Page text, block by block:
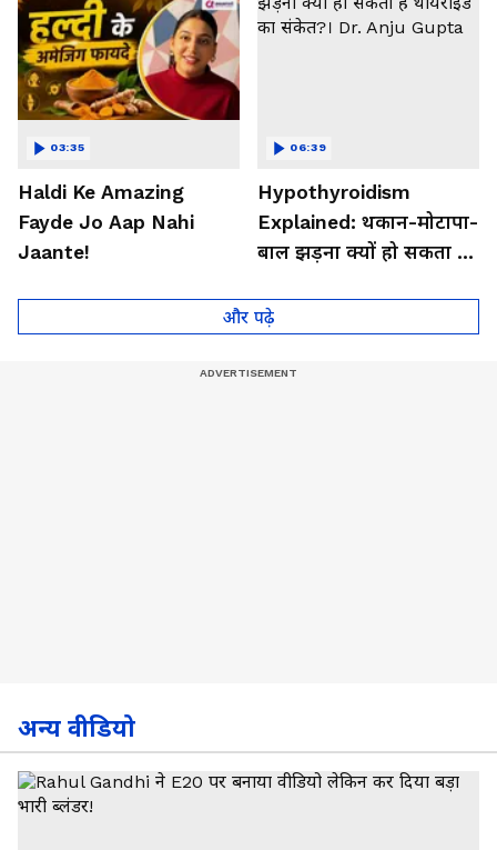
Haldi Ke Amazing
Fayde Jo Aap Nahi
Jaante!
03:35
Hypothyroidism
Explained: थकान-मोटापा-
बाल झड़ना क्यों हो सकता है
Anju Gupta
06:39
और पढ़े
अन्य वीडियो